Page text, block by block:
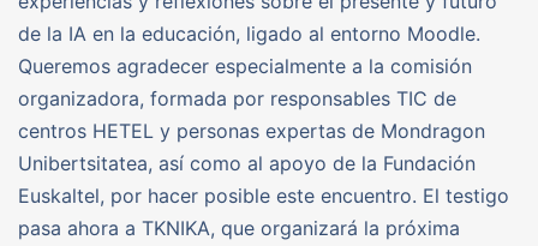
de la IA en la educación, ligado al entorno Moodle.
Queremos agradecer especialmente a la comisión
organizadora, formada por responsables TIC de
centros HETEL y personas expertas de Mondragon
Unibertsitatea, así como al apoyo de la Fundación
Euskaltel, por hacer posible este encuentro. El testigo
pasa ahora a TKNIKA, que organizará la próxima